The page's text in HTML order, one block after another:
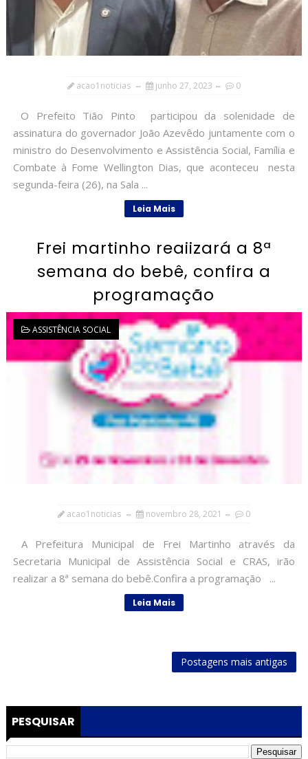
acao1noticias junho 27, 2023 0
O Prefeito Tião Pinto participou da solenidade de
assinatura do governador João Azevêdo juntamente com o
ministro do Desenvolvimento e Assistência Social, Família e
Combate à Fome Wellington Dias, que aconteceu nesta
segunda-feira (26), na Sala ...
Leia Mais
Frei martinho reaiizará a 8ª
semana do bebê, confira a
programação
ASSISTÊNCIA SOCIAL
acao1noticias novembro 28, 2021 0
A Prefeitura Municipal de Frei Martinho através da
Secretaria Municipal de Assistência Social e CRAS, irão
realizar a 8ª semana do bebê.Confira a programação ...
Leia Mais
Postagens mais antigas
PESQUISAR